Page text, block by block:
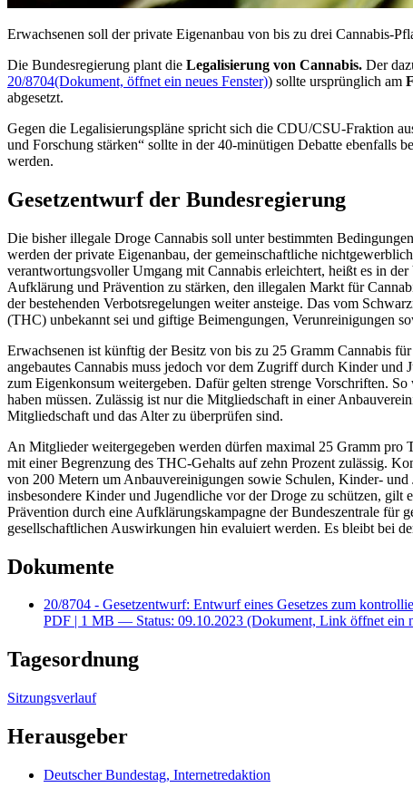
Erwachsenen soll der private Eigenanbau von bis zu drei Cannabis-
Die Bundesregierung plant die Legalisierung von Cannabis. Der
20/8704(Dokument, öffnet ein neues Fenster)) sollte ursprünglich am
abgesetzt.
Gegen die Legalisierungspläne spricht sich die CDU/CSU-Fraktion
und Forschung stärken“ sollte in der 40-minütigen Debatte ebenfalls
werden.
Gesetzentwurf der Bundesregierung
Die bisher illegale Droge Cannabis soll unter bestimmten
werden der private Eigenanbau, der gemeinschaftliche
verantwortungsvoller Umgang mit Cannabis erleichtert, heißt es in
Aufklärung und Prävention zu stärken, den illegalen Markt für
der bestehenden Verbotsregelungen weiter ansteige. Das vom
(THC) unbekannt sei und giftige Beimengungen, Verunreinigungen
Erwachsenen ist künftig der Besitz von bis zu 25 Gramm Cannabis
angebautes Cannabis muss jedoch vor dem Zugriff durch Kinder
zum Eigenkonsum weitergeben. Dafür gelten strenge Vorschriften.
haben müssen. Zulässig ist nur die Mitgliedschaft in einer
Mitgliedschaft und das Alter zu überprüfen sind.
An Mitglieder weitergegeben werden dürfen maximal 25 Gramm pro
mit einer Begrenzung des THC-Gehalts auf zehn Prozent zulässig.
von 200 Metern um Anbauvereinigungen sowie Schulen, Kinder-
insbesondere Kinder und Jugendliche vor der Droge zu schützen,
Prävention durch eine Aufklärungskampagne der Bundeszentrale
gesellschaftlichen Auswirkungen hin evaluiert werden. Es bleibt bei
Dokumente
20/8704 - Gesetzentwurf: Entwurf eines Gesetzes zum
PDF | 1 MB — Status: 09.10.2023 (Dokument, Link öffnet ein
Tagesordnung
Sitzungsverlauf
Herausgeber
Deutscher Bundestag, Internetredaktion